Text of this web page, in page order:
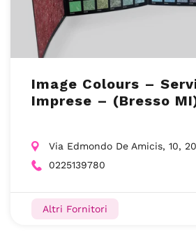
Image Colours –
Imprese – (Bresso
Via Edmondo De Amicis, 10,
0225139780
Altri Fornitori